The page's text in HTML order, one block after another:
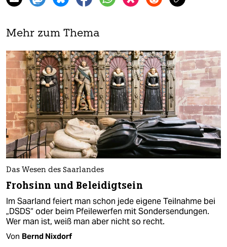
Mehr zum Thema
Das Wesen des Saarlandes
Frohsinn und Beleidigtsein
Im Saarland feiert man schon jede eigene Teilnahme bei
„DSDS“ oder beim Pfeilewerfen mit Sondersendungen.
Wer man ist, weiß man aber nicht so recht.
Von Bernd Nixdorf